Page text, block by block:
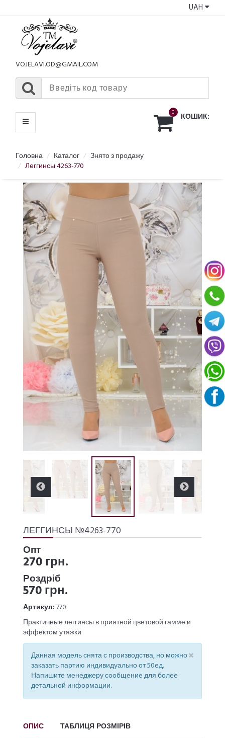
UAH
VOJELAVI.OD@GMAIL.COM
0 КОШИК:
МЕНЮ
Головна Каталог
Знято з продажу
Леггинсы 4263-770
ЛЕГГИНСЫ №4263-770
Опт
270 грн.
Роздріб
570 грн.
Артикул:770
Практичные леггинсы в приятной цветовой гамме и
эффектом утяжки
×
Данная модель снята с производства, но можно
заказать партию индивидуально от 50ед.
Напишите менеджеру сообщение для более
детальной информации.
ОПИС ТАБЛИЦЯ РОЗМІРІВ